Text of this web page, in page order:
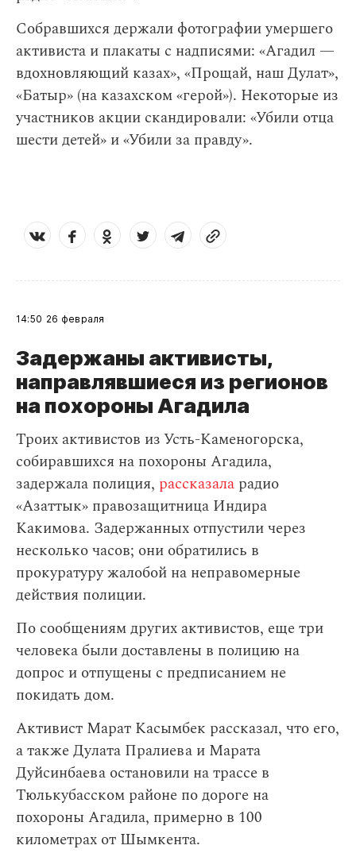
Собравшихся держали фотографии умершего
активиста и плакаты с надписями: «Агадил —
вдохновляющий казах», «Прощай, наш Дулат»,
«Батыр» (на казахском «герой»). Некоторые из
участников акции скандировали: «Убили отца
шести детей» и «Убили за правду».
14:50 26 февраля
Задержаны активисты,
направлявшиеся из регионов
на похороны Агадила
Троих активистов из Усть-Каменогорска,
собиравшихся на похороны Агадила,
задержала полиция, рассказала радио
«Азаттык» правозащитница Индира
Какимова. Задержанных отпустили через
несколько часов; они обратились в
прокуратуру жалобой на неправомерные
действия полиции.
По сообщениям других активистов, еще три
человека были доставлены в полицию на
допрос и отпущены с предписанием не
покидать дом.
Активист Марат Касымбек рассказал, что его,
а также Дулата Пралиева и Марата
Дуйсинбаева остановили на трассе в
Тюлькубасском районе по дороге на
похороны Агадила, примерно в 100
километрах от Шымкента.